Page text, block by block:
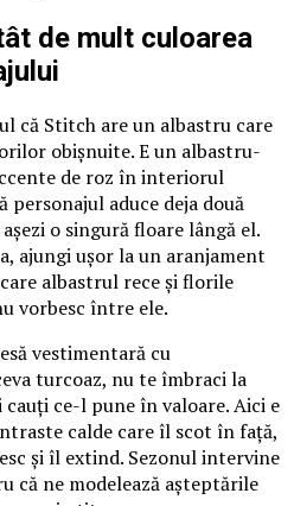
de mult culoarea
că Stitch are un albastru care
obișnuite. E un albastru-
de roz în interiorul
personajul aduce deja două
o singură floare lângă el.
ajungi ușor la un aranjament
albastrul rece și florile
vorbesc între ele.
vestimentară cu
turcoaz, nu te îmbraci la
ce-l pune în valoare. Aici e
calde care îl scot în față,
și îl extind. Sezonul intervine
că ne modelează așteptările